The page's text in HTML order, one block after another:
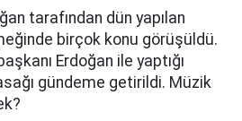
tarafından dün yapılan
birçok konu görüşüldü.
Erdoğan ile yaptığı
gündeme getirildi. Müzik